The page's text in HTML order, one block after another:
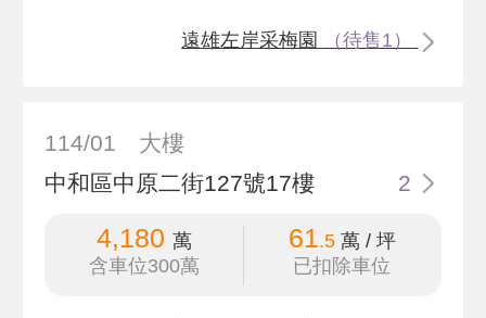
遠雄左岸采梅園 （待售1）
114/01
大樓
中和區中原二街127號17樓
2
4,180 萬
含車位300萬
61.5萬 / 坪
已扣除車位